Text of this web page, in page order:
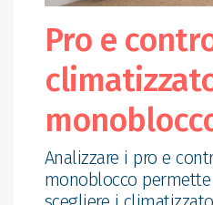
Pro e
Analizzare i pro e
monoblocco